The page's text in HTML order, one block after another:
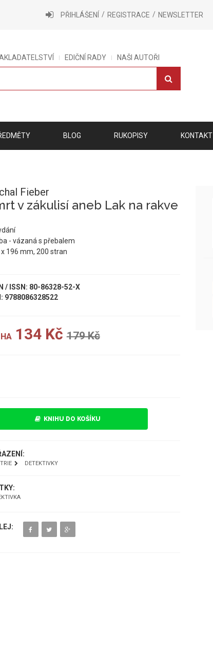
PŘIHLÁŠENÍ REGISTRACE NEWSLETTER
EDIČNÍ RADY NAŠI AUTOŘI
BLOG RUKOPISY KONTAKT
Fieber
v zákulisí aneb Lak na rakve
- vázaná s přebalem
x 196 mm, 200 stran
/ ISSN: 80-86328-52-X
9788086328522
134 Kč 179 Kč
KNIHU DO KOŠÍKU
DETEKTIVKY